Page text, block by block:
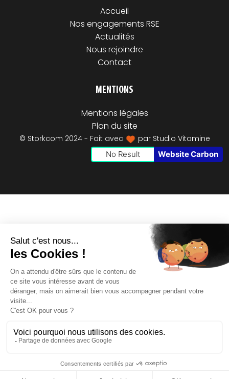
Accueil
Nos engagements RSE
Actualités
Nous rejoindre
Contact
MENTIONS
Mentions légales
Plan du site
© Storkcom 2024 - Fait avec par Studio Vitamine
No Result Website Carbon